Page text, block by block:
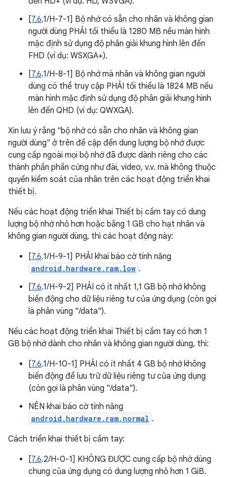
[7.6.1/H-7-1] Bộ nhớ có sẵn cho nhân và không gian
người dùng PHẢI tối thiểu là 1280 MB nếu màn hình
mặc định sử dụng độ phân giải khung hình lên đến
FHD (ví dụ: WSXGA+).
[7.6.1/H-8-1] Bộ nhớ mà nhân và không gian người
dùng có thể truy cập PHẢI tối thiểu là 1824 MB nếu
màn hình mặc định sử dụng độ phân giải khung hình
lên đến QHD (ví dụ: QWXGA).
Xin lưu ý rằng "bộ nhớ có sẵn cho nhân và không gian
người dùng" ở trên đề cập đến dung lượng bộ nhớ được
cung cấp ngoài mọi bộ nhớ đã được dành riêng cho các
thành phần phần cứng như đài, video, v.v. mà không thuộc
quyền kiểm soát của nhân trên các hoạt động triển khai
thiết bị.
Nếu các hoạt động triển khai Thiết bị cầm tay có dung
lượng bộ nhớ nhỏ hơn hoặc bằng 1 GB cho hạt nhân và
không gian người dùng, thì các hoạt động này:
[7.6.1/H-9-1] PHẢI khai báo cờ tính năng
android.hardware.ram.low .
[7.6.1/H-9-2] PHẢI có ít nhất 1,1 GB bộ nhớ không
biến động cho dữ liệu riêng tư của ứng dụng (còn gọi
là phân vùng "/data").
Nếu các hoạt động triển khai Thiết bị cầm tay có hơn 1
GB bộ nhớ dành cho nhân và không gian người dùng, thì:
[7.6.1/H-10-1] PHẢI có ít nhất 4 GB bộ nhớ không
biến động để lưu trữ dữ liệu riêng tư của ứng dụng
(còn gọi là phân vùng "/data").
NÊN khai báo cờ tính năng
android.hardware.ram.normal .
Cách triển khai thiết bị cầm tay:
[7.6.2/H-0-1] KHÔNG ĐƯỢC cung cấp bộ nhớ dùng
chung của ứng dụng có dung lượng nhỏ hơn 1 GiB.